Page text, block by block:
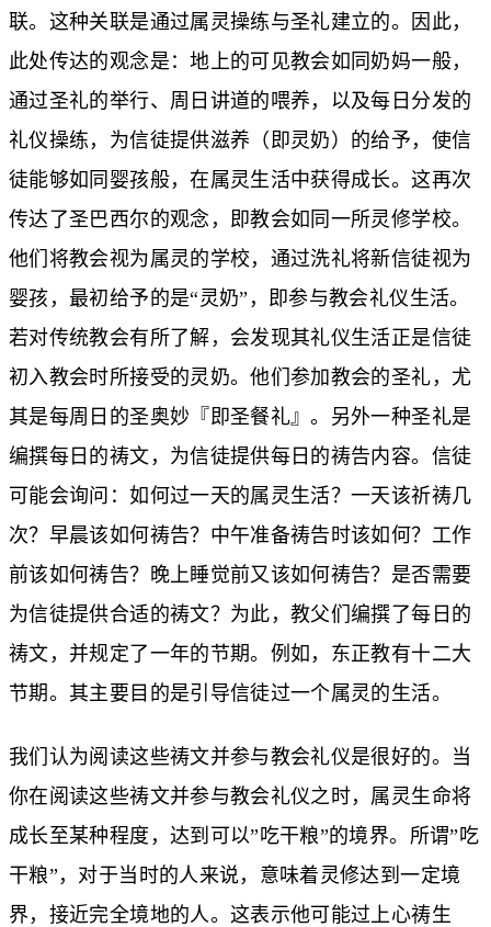
联。这种关联是通过属灵操练与圣礼建立的。因此，
此处传达的观念是：地上的可见教会如同奶妈一般，
通过圣礼的举行、周日讲道的喂养，以及每日分发的
礼仪操练，为信徒提供滋养（即灵奶）的给予，使信
徒能够如同婴孩般，在属灵生活中获得成长。这再次
传达了圣巴西尔的观念，即教会如同一所灵修学校。
他们将教会视为属灵的学校，通过洗礼将新信徒视为
婴孩，最初给予的是“灵奶”，即参与教会礼仪生活。
若对传统教会有所了解，会发现其礼仪生活正是信徒
初入教会时所接受的灵奶。他们参加教会的圣礼，尤
其是每周日的圣奥妙『即圣餐礼』。另外一种圣礼是
编撰每日的祷文，为信徒提供每日的祷告内容。信徒
可能会询问：如何过一天的属灵生活？一天该祈祷几
次？早晨该如何祷告？中午准备祷告时该如何？工作
前该如何祷告？晚上睡觉前又该如何祷告？是否需要
为信徒提供合适的祷文？为此，教父们编撰了每日的
祷文，并规定了一年的节期。例如，东正教有十二大
节期。其主要目的是引导信徒过一个属灵的生活。
我们认为阅读这些祷文并参与教会礼仪是很好的。当
你在阅读这些祷文并参与教会礼仪之时，属灵生命将
成长至某种程度，达到可以”吃干粮”的境界。所谓”吃
干粮”，对于当时的人来说，意味着灵修达到一定境
界，接近完全境地的人。这表示他可能过上心祷生